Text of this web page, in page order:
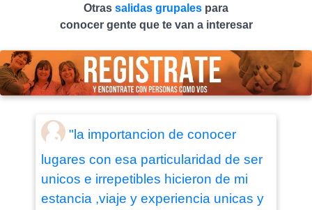
Otras salidas grupales para
conocer gente que te van a interesar
"la importancion de conocer
lugares con esa particularidad de ser
unicos e irrepetibles hicieron de mi
estancia ,viaje y experiencia unicas y